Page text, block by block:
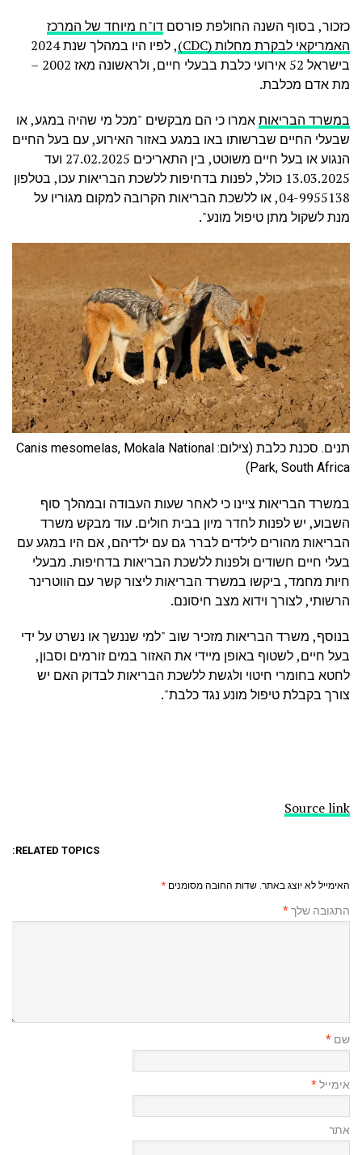
כזכור, בסוף השנה החולפת פורסם דו"ח מיוחד של המרכז
האמריקאי לבקרת מחלות (CDC)
, לפיו היו במהלך שנת 2024
בישראל 52 אירועי כלבת בבעלי חיים, ולראשונה מאז 2002 –
מת אדם מכלבת.
במשרד הבריאותאמרו כי הם מבקשים "מכל מי שהיה במגע, או
שבעלי החיים שברשותו באו במגע באזור האירוע, עם בעל החיים
הנגוע או בעל חיים משוטט, בין התאריכים 27.02.2025 ועד
13.03.2025 כולל, לפנות בדחיפות ללשכת הבריאות עכו, בטלפון
04-9955138, או ללשכת הבריאות הקרובה למקום מגוריו על
מנת לשקול מתן טיפול מונע".
תנים. סכנת כלבת (צילום: Canis mesomelas, Mokala National
Park, South Africa)
במשרד הבריאות ציינו כי לאחר שעות העבודה ובמהלך סוף
השבוע, יש לפנות לחדר מיון בבית חולים. עוד מבקש משרד
הבריאות מהורים לילדים לברר גם עם ילדיהם, אם היו במגע עם
בעלי חיים חשודים ולפנות ללשכת הבריאות בדחיפות. מבעלי
חיות מחמד, ביקשו במשרד הבריאות ליצור קשר עם הווטרינר
הרשותי, לצורך וידוא מצב חיסונם.
בנוסף, משרד הבריאות מזכיר שוב "למי שננשך או נשרט על ידי
בעל חיים, לשטוף באופן מיידי את האזור במים זורמים וסבון,
לחטא בחומרי חיטוי ולגשת ללשכת הבריאות לבדוק האם יש
צורך בקבלת טיפול מונע נגד כלבת".
Source link
RELATED TOPICS:
האימייל לא יוצג באתר. שדות החובה מסומנים *
התגובה שלך*
שם *
אימייל*
אתר